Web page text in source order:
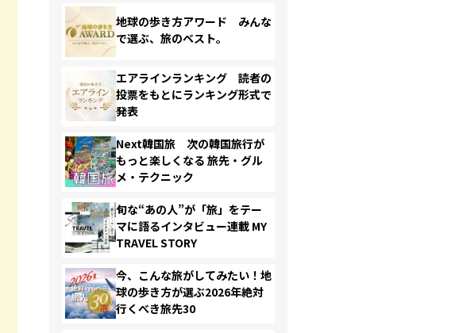
地球の歩き方アワード みんな
で選ぶ、旅のベスト。
エアラインランキング 読者の
投票をもとにランキング形式で
発表
Next韓国旅 次の韓国旅行が
もっと楽しくなる 旅先・グル
メ・テクニック
旬な“あの人”が「旅」をテー
マに語るインタビュー連載 MY
TRAVEL STORY
今、こんな旅がしてみたい！地
球の歩き方が選ぶ2026年絶対
行くべき旅先30